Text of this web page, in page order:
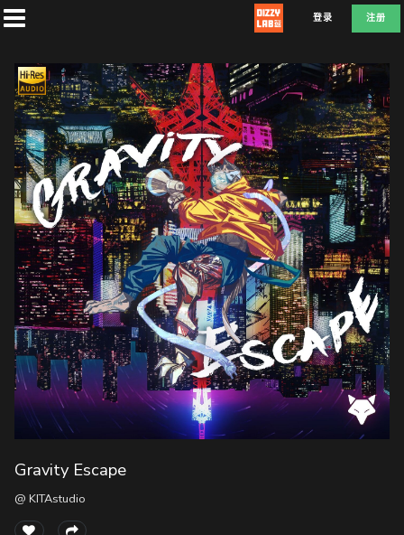
登录 注册
首
页
社
团
兑
换
E LATE
随
听
听
Gravity Escape
@ KITAstudio